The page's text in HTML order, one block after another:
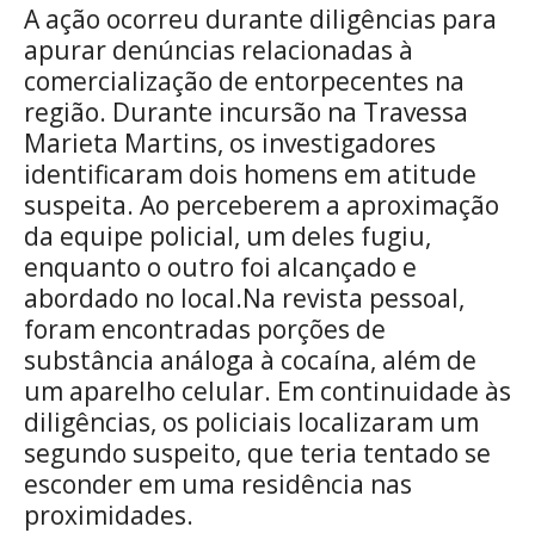
A ação ocorreu durante diligências para
apurar denúncias relacionadas à
comercialização de entorpecentes na
região. Durante incursão na Travessa
Marieta Martins, os investigadores
identificaram dois homens em atitude
suspeita. Ao perceberem a aproximação
da equipe policial, um deles fugiu,
enquanto o outro foi alcançado e
abordado no local.Na revista pessoal,
foram encontradas porções de
substância análoga à cocaína, além de
um aparelho celular. Em continuidade às
diligências, os policiais localizaram um
segundo suspeito, que teria tentado se
esconder em uma residência nas
proximidades.